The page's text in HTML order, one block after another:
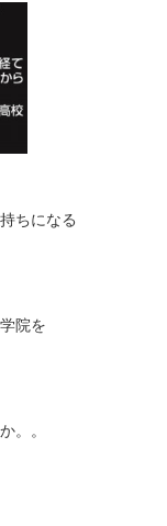
ちになる
院を
。。